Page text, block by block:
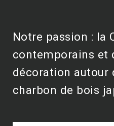
Notre passion : la
contemporains et
décoration autour
charbon de bois